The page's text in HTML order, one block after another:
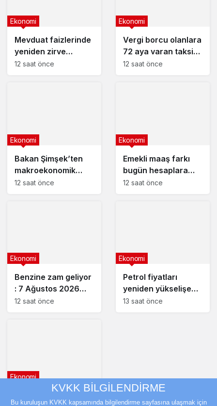
Mevduat faizlerinde
yeniden zirve
görüldü : 3 milyon
Ekonomi
12 saat önce
Vergi borcu olanlara
72 aya varan taksit
fırsatı
Ekonomi
12 saat önce
Bakan Şimşek’ten
makroekonomik
istikrar açıklaması
Ekonomi
12 saat önce
Emekli maaş farkı
bugün hesaplara
yatıyor
Ekonomi
12 saat önce
Benzine zam geliyor
: 7 Ağustos 2026
güncel akaryakıt
Ekonomi
12 saat önce
Petrol fiyatları
yeniden yükselişe
geçti
Ekonomi
13 saat önce
Ekonomi
KVKK BİLGİLENDİRME
Bu kuruluşun KVKK kapsamında bilgilendirme sayfasına ulaşmak için